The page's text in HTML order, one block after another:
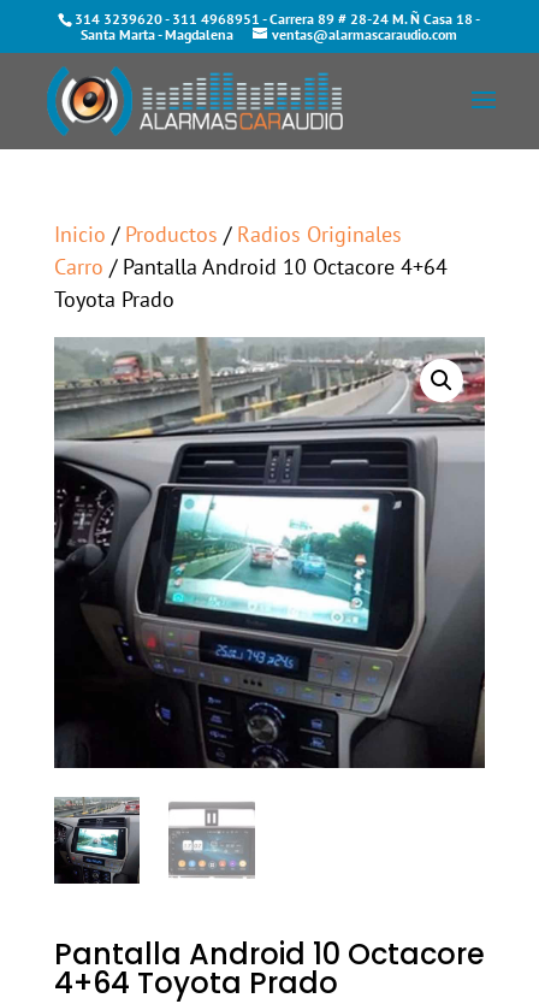
314 3239620- 311 4968951 - Carrera 89 # 28-24 M. Ñ Casa 18 -
Santa Marta - Magdalena
ventas@alarmascaraudio.com
Inicio / Productos / Radios Originales
Carro / Pantalla Android 10 Octacore 4+64
Toyota Prado
Pantalla Android 10 Octacore
4+64 Toyota Prado